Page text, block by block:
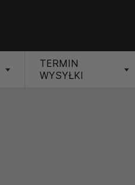
TERMIN
WYSYŁKI